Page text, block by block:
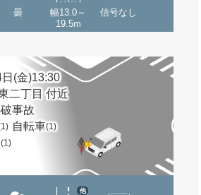
曇
幅13.0～
19.5m
信号なし
(金)13:30
二丁目 付近
事故
自転車(1)
(1)
他